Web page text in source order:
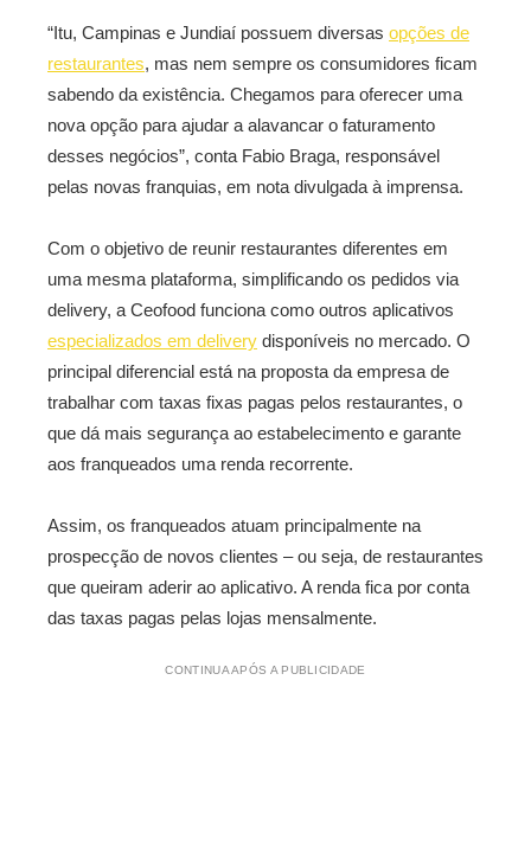
“Itu, Campinas e Jundiaí possuem diversas opções de
restaurantes, mas nem sempre os consumidores ficam
sabendo da existência. Chegamos para oferecer uma
nova opção para ajudar a alavancar o faturamento
desses negócios”, conta Fabio Braga, responsável
pelas novas franquias, em nota divulgada à imprensa.
Com o objetivo de reunir restaurantes diferentes em
uma mesma plataforma, simplificando os pedidos via
delivery, a Ceofood funciona como outros aplicativos
especializados em delivery disponíveis no mercado. O
principal diferencial está na proposta da empresa de
trabalhar com taxas fixas pagas pelos restaurantes, o
que dá mais segurança ao estabelecimento e garante
aos franqueados uma renda recorrente.
Assim, os franqueados atuam principalmente na
prospecção de novos clientes – ou seja, de restaurantes
que queiram aderir ao aplicativo. A renda fica por conta
das taxas pagas pelas lojas mensalmente.
CONTINUA APÓS A PUBLICIDADE